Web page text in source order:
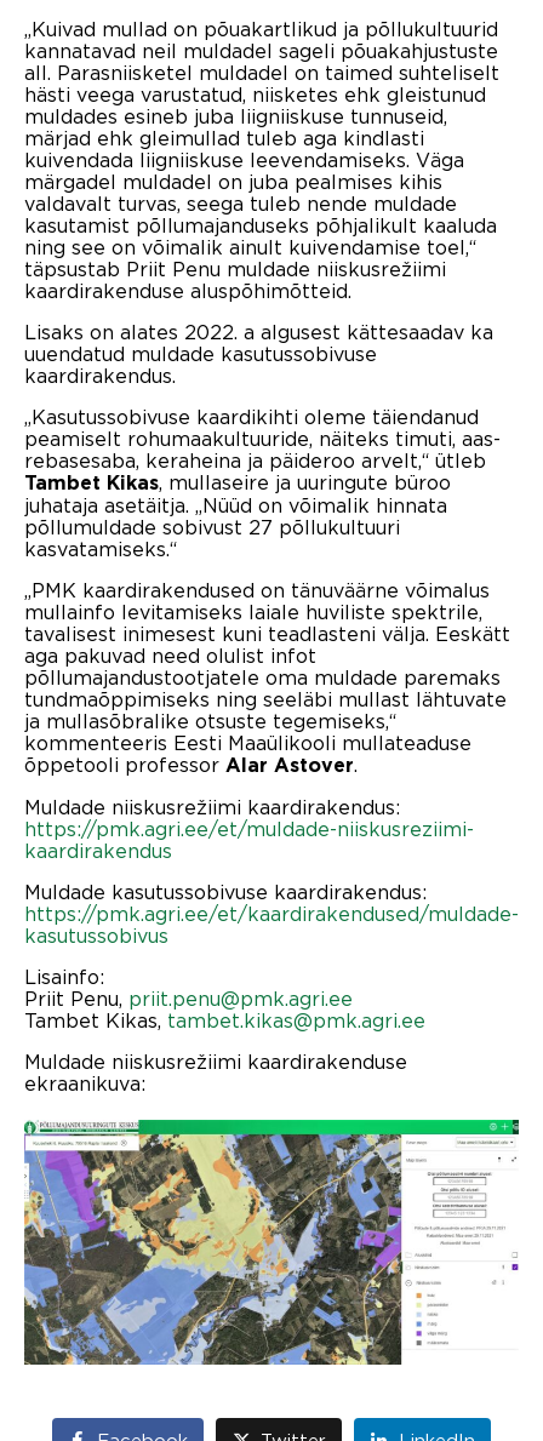
„Kuivad mullad on põuakartlikud ja põllukultuurid
kannatavad neil muldadel sageli põuakahjustuste
all. Parasniisketel muldadel on taimed suhteliselt
hästi veega varustatud, niisketes ehk gleistunud
muldades esineb juba liigniiskuse tunnuseid,
märjad ehk gleimullad tuleb aga kindlasti
kuivendada liigniiskuse leevendamiseks. Väga
märgadel muldadel on juba pealmises kihis
valdavalt turvas, seega tuleb nende muldade
kasutamist põllumajanduseks põhjalikult kaaluda
ning see on võimalik ainult kuivendamise toel,“
täpsustab Priit Penu muldade niiskusrežiimi
kaardirakenduse aluspõhimõtteid.
Lisaks on alates 2022. a algusest kättesaadav ka
uuendatud muldade kasutussobivuse
kaardirakendus.
„Kasutussobivuse kaardikihti oleme täiendanud
peamiselt rohumaakultuuride, näiteks timuti, aas-
rebasesaba, keraheina ja päideroo arvelt,“ ütleb
Tambet Kikas, mullaseire ja uuringute büroo
juhataja asetäitja. „Nüüd on võimalik hinnata
põllumuldade sobivust 27 põllukultuuri
kasvatamiseks.“
„PMK kaardirakendused on tänuväärne võimalus
mullainfo levitamiseks laiale huviliste spektrile,
tavalisest inimesest kuni teadlasteni välja. Eeskätt
aga pakuvad need olulist infot
põllumajandustootjatele oma muldade paremaks
tundmaõppimiseks ning seeläbi mullast lähtuvate
ja mullasõbralike otsuste tegemiseks,“
kommenteeris Eesti Maaülikooli mullateaduse
õppetooli professor Alar Astover.
Muldade niiskusrežiimi kaardirakendus:
https://pmk.agri.ee/et/muldade-niiskusreziimi-
kaardirakendus
Muldade kasutussobivuse kaardirakendus:
https://pmk.agri.ee/et/kaardirakendused/muldade-
kasutussobivus
Lisainfo:
Priit Penu, priit.penu@pmk.agri.ee
Tambet Kikas, tambet.kikas@pmk.agri.ee
Muldade niiskusrežiimi kaardirakenduse
ekraanikuva: